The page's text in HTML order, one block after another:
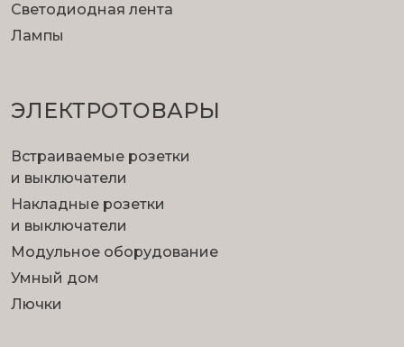
Светодиодная лента
Лампы
ЭЛЕКТРОТОВАРЫ
Встраиваемые розетки
и выключатели
Накладные розетки
и выключатели
Модульное оборудование
Умный дом
Лючки